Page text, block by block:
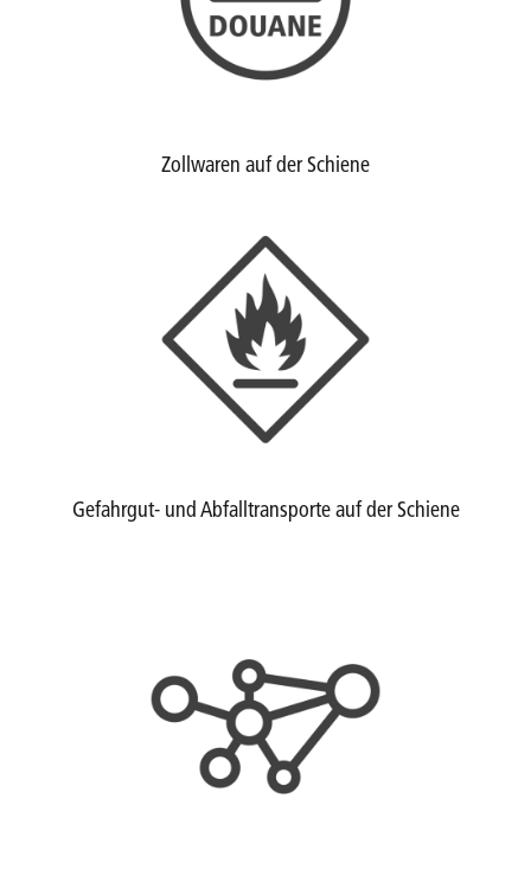
Zollwaren auf der Schiene
Gefahrgut- und Abfalltransporte auf der Schiene